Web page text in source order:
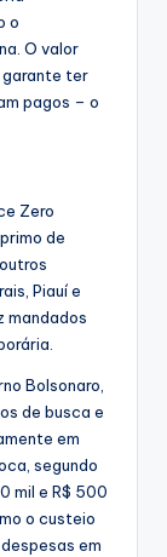
o
O valor
garante ter
pagos – o
Zero
de
Piauí e
mandados
Bolsonaro,
de busca e
em
segundo
mil e R$ 500
o custeio
em